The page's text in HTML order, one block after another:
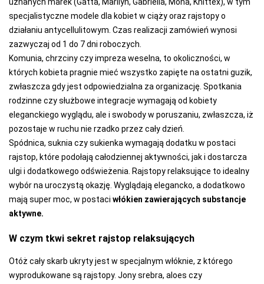
specjalistyczne modele dla kobiet w ciąży oraz rajstopy o
działaniu antycellulitowym. Czas realizacji zamówień wynosi
zazwyczaj od 1 do 7 dni roboczych.
Komunia, chrzciny czy impreza weselna, to okoliczności, w
których kobieta pragnie mieć wszystko zapięte na ostatni guzik,
zwłaszcza gdy jest odpowiedzialna za organizację. Spotkania
rodzinne czy służbowe integracje wymagają od kobiety
eleganckiego wyglądu, ale i swobody w poruszaniu, zwłaszcza, iż
pozostaje w ruchu nie rzadko przez cały dzień.
Spódnica, suknia czy sukienka wymagają dodatku w postaci
rajstop, które podołają całodziennej aktywności, jak i dostarcza
ulgi i dodatkowego odświeżenia. Rajstopy relaksujące to idealny
wybór na uroczystą okazję. Wyglądają elegancko, a dodatkowo
mają super moc, w postaci włókien zawierających substancje
aktywne.
W czym tkwi sekret rajstop relaksujących
Otóż cały skarb ukryty jest w specjalnym włóknie, z którego
wyprodukowane są rajstopy. Jony srebra, aloes czy